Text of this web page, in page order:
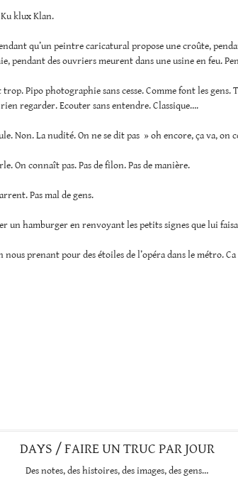
klux Klan.
qu’un peintre caricatural propose une croûte,
pendant des ouvriers meurent dans une usine en feu.
trop. Pipo photographie sans cesse. Comme font les
rien regarder. Ecouter sans entendre. Classique….
Non. La nudité. On ne se dit pas » oh encore, ça va, on
On connaît pas. Pas de filon. Pas de manière.
Pas mal de gens.
un hamburger en renvoyant les petits signes que lui
nous prenant pour des étoiles de l’opéra dans le métro.
DAYS / FAIRE UN TRUC PAR JOUR
Des notes, des histoires, des images, des gens…